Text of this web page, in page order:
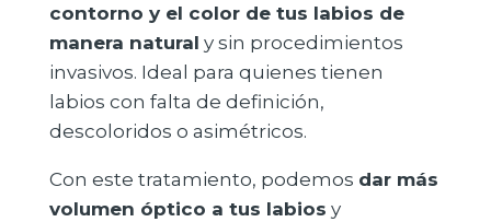
contorno y el color de tus labios de
manera natural y sin procedimientos
invasivos. Ideal para quienes tienen
labios con falta de definición,
descoloridos o asimétricos.
Con este tratamiento, podemos dar más
volumen óptico a tus labios y